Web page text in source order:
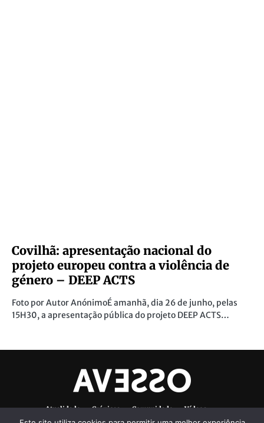
Covilhã: apresentação nacional do
projeto europeu contra a violência de
género – DEEP ACTS
Foto por Autor AnónimoÉ amanhã, dia 26 de junho, pelas
15H30, a apresentação pública do projeto DEEP ACTS…
Atualidade Crónicas Comunidade
Vídeos